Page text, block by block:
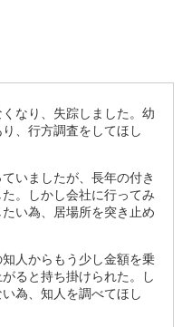
なり、失踪しました。幼
、行方調査をしてほし
いましたが、長年の付き
。しかし会社に行ってみ
い為、居場所を突き止め
人からもう少し金額を乗
ると持ち掛けられた。し
為、知人を調べてほし